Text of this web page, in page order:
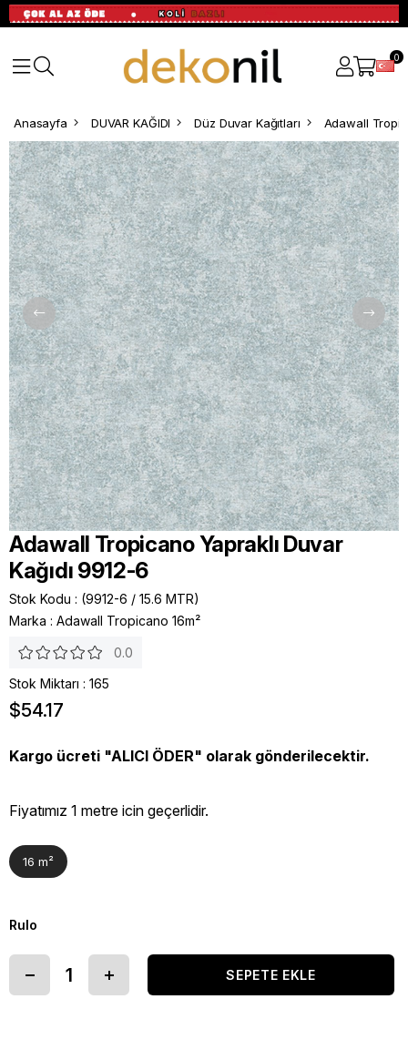
0
Anasayfa DUVAR KAĞIDI Düz Duvar Kağıtları Adawall
Adawall Tropicano Yapraklı Duvar
Kağıdı 9912-6
Stok Kodu
(9912-6 / 15.6 MTR)
Marka : Adawall Tropicano 16m²
0.0
Stok Miktarı : 165
$54.17
Kargo ücreti "ALICI ÖDER" olarak gönderilecektir.
Fiyatımız 1 metre icin geçerlidir.
16 m²
Rulo